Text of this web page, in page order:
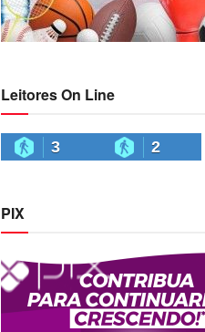
Leitores On Line
3 2
PIX